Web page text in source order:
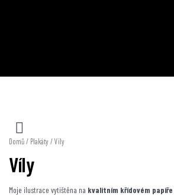
Domů/ Plakáty/ Víly
Víly
Moje ilustrace vytištěna na kvalitním křídovém papíře